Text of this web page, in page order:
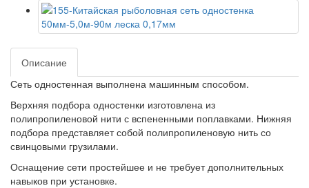
Описание
Сеть одностенная выполнена машинным способом.
Верхняя подбора одностенки изготовлена из
полипропиленовой нити с вспененными поплавками. Нижняя
подбора представляет собой полипропиленовую нить со
свинцовыми грузилами.
Оснащение сети простейшее и не требует дополнительных
навыков при установке.